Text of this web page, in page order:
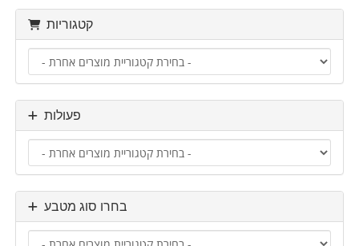
קטגוריות
פעולות
בחרו סוג מטבע